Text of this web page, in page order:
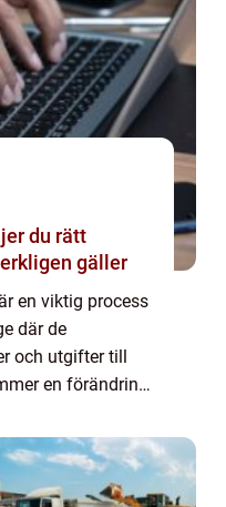
gäller
en viktig process
där de
och utgifter till
en förändring
genomförs. I...